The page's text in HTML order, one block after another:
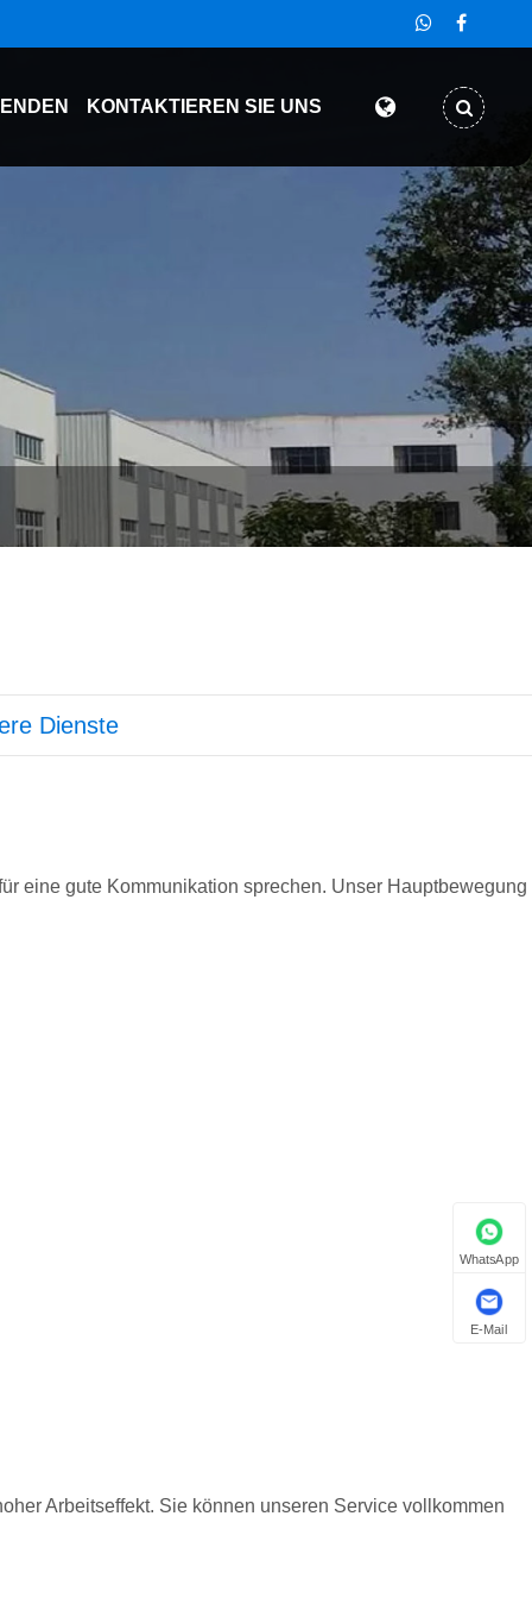
KONTAKTIEREN SIE UNS
Dienste
eine gute Kommunikation sprechen. Unser Hauptbewegung
Arbeitseffekt. Sie können unseren Service vollkommen
WhatsApp
E-Mail